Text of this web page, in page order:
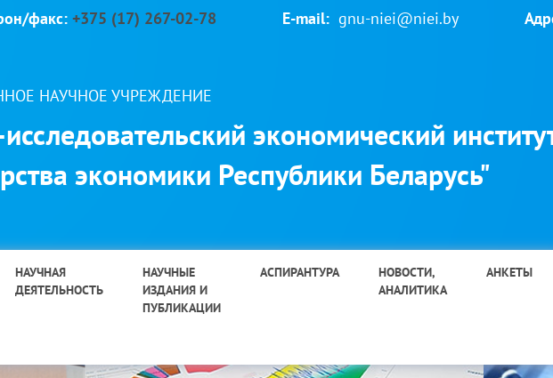
факс: +375 (17) 267-02-78 E-mail: gnu-niei@niei.by
НАУЧНОЕ УЧРЕЖДЕНИЕ
экономический
экономики Республики Беларусь"
НАУЧНАЯ
ДЕЯТЕЛЬНОСТЬ
НАУЧНЫЕ
ИЗДАНИЯ И
ПУБЛИКАЦИИ
АСПИРАНТУРА
НОВОСТИ,
АНАЛИТИКА
АНКЕТЫ